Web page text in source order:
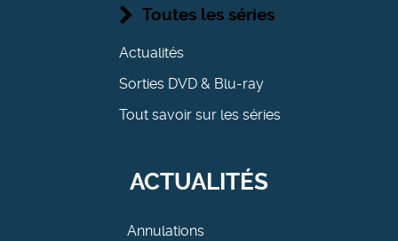
Toutes les séries
Actualités
Sorties DVD & Blu-ray
Tout savoir sur les séries
ACTUALITÉS
Annulations